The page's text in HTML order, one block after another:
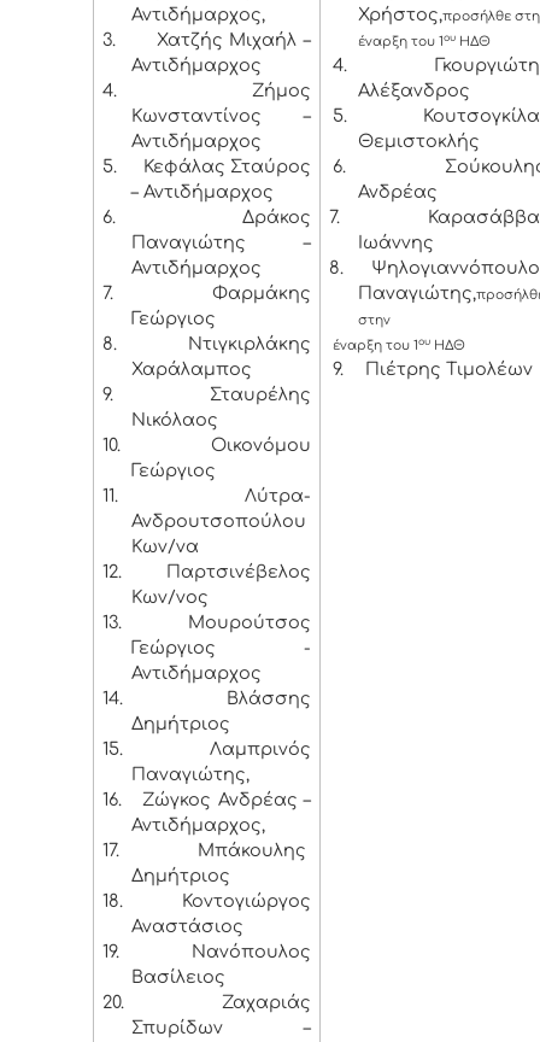
Αντιδήμαρχος,
3.
Χατζής Μιχαήλ –
Αντιδήμαρχος
4.
Ζήμος
Κωνσταντίνος –
Αντιδήμαρχος
5.
Κεφάλας Σταύρος
– Αντιδήμαρχος
6.
Δράκος
Παναγιώτης –
Αντιδήμαρχος
7.
Φαρμάκης
Γεώργιος
8.
Ντιγκιρλάκης
Χαράλαμπος
9.
Σταυρέλης
Νικόλαος
10.
Οικονόμου
Γεώργιος
11.
Λύτρα-
Ανδρουτσοπούλου
Κων/να
12.
Παρτσινέβελος
Κων/νος
13.
Μουρούτσος
Γεώργιος -
Αντιδήμαρχος
14.
Βλάσσης
Δημήτριος
15.
Λαμπρινός
Παναγιώτης,
16.
Ζώγκος Ανδρέας –
Αντιδήμαρχος,
17.
Μπάκουλης
Δημήτριος
18.
Κοντογιώργος
Αναστάσιος
19.
Νανόπουλος
Βασίλειος
20.
Ζαχαριάς
Σπυρίδων –
Χρήστος,προσήλθε
έναρξη του 1ου ΗΔΘ
4.
Αλέξανδρος
5.
Θεμιστοκλής
6.
Ανδρέας
7.
Ιωάννης
8.
Παναγιώτης,
στην
έναρξη του 1ου ΗΔΘ
9. Πιέτρης Τιμολέων